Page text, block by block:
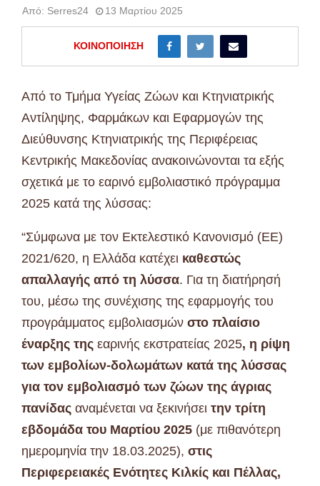
Από: Serres24 13 Μαρτίου 2025
ΚΟΙΝΟΠΟΊΗΣΗ
Από το Τμήμα Υγείας Ζώων και Κτηνιατρικής
Αντίληψης, Φαρμάκων και Εφαρμογών της
Διεύθυνσης Κτηνιατρικής της Περιφέρειας
Κεντρικής Μακεδονίας ανακοινώνονται τα εξής
σχετικά με το εαρινό εμβολιαστικό πρόγραμμα
2025 κατά της λύσσας:
“Σύμφωνα με τον Εκτελεστικό Κανονισμό (ΕΕ)
2021/620, η Ελλάδα κατέχει καθεστώς
απαλλαγής από τη λύσσα. Για τη διατήρησή
του, μέσω της συνέχισης της εφαρμογής του
προγράμματος εμβολιασμών στο πλαίσιο
έναρξης της εαρινής εκστρατείας 2025, η ρίψη
των εμβολίων-δολωμάτων κατά της λύσσας
για τον εμβολιασμό των ζώων της άγριας
πανίδας αναμένεται να ξεκινήσει την τρίτη
εβδομάδα του Μαρτίου 2025 (με πιθανότερη
ημερομηνία την 18.03.2025), στις
Περιφερειακές Ενότητες Κιλκίς και Πέλλας,